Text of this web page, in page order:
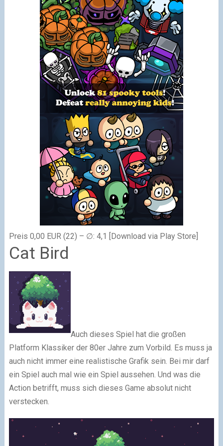
Preis 0,00 EUR (22) – ∅: 4,1 [Download via Play Store]
Cat Bird
Auch dieses Spiel hat die großen
Platform Klassiker der 80er Jahre zum Vorbild. Es muss ja
auch nicht immer eine realistische Grafik sein. Bei mir darf
ein Spiel auch mal wie ein Spiel aussehen. Und was die
Action betrifft, muss sich dieses Game absolut nicht
verstecken.